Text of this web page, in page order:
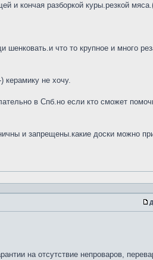
и кончая разборкой куры.резкой
шенковать.и что то крупное и много
керамику не хочу.
в Спб.но если кто сможет
и запрещены.какие доски можно
на отсутствие непроваров,